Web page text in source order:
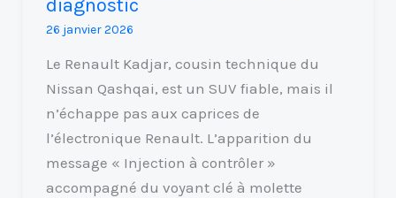
diagnostic
26 janvier 2026
Le Renault Kadjar, cousin technique du
Nissan Qashqai, est un SUV fiable, mais il
n’échappe pas aux caprices de
l’électronique Renault. L’apparition du
message « Injection à contrôler »
accompagné du voyant clé à molette